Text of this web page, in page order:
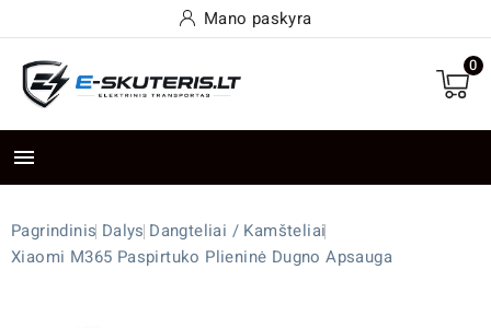
Mano paskyra
0

Pagrindinis Dalys Dangteliai / Kamšteliai
Xiaomi M365 Paspirtuko Plieninė Dugno Apsauga